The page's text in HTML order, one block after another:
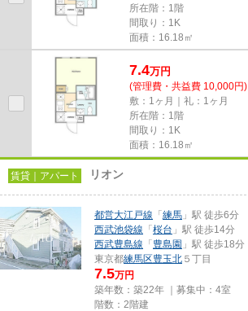
所在階：1階
間取り：1K
面積：16.18㎡
7.4万円
(管理費・共益費 10,000円)
敷：1ヶ月｜礼：1ヶ月
所在階：1階
間取り：1K
面積：16.18㎡
賃貸｜アパート リオン
都営大江戸線 「 練馬 」駅 徒歩6分
西武池袋線 「 桜台 」駅 徒歩14分
西武豊島線 「 豊島園 」駅 徒歩18分
東京都練馬区豊玉北 ５丁目
7.5万円
築年数：築22年 ｜募集中： 4室
階数：2階建